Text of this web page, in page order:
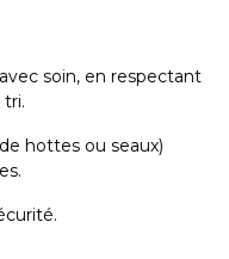
soin, en respectant
hottes ou seaux)